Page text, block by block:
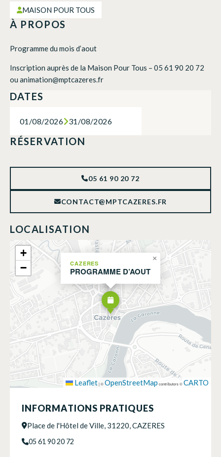
MAISON POUR TOUS
À PROPOS
Programme du mois d’aout
Inscription auprès de la Maison Pour Tous – 05 61 90 20 72
ou animation@mptcazeres.fr
DATES
01/08/2026 31/08/2026
RÉSERVATION
05 61 90 20 72
CONTACT@MPTCAZERES.FR
LOCALISATION
CAZERES
PROGRAMME D’AOUT
×
+
−
Leaflet|©OpenStreetMap contributors ©CARTO
INFORMATIONS PRATIQUES
Place de l'Hôtel de Ville, 31220, CAZERES
05 61 90 20 72